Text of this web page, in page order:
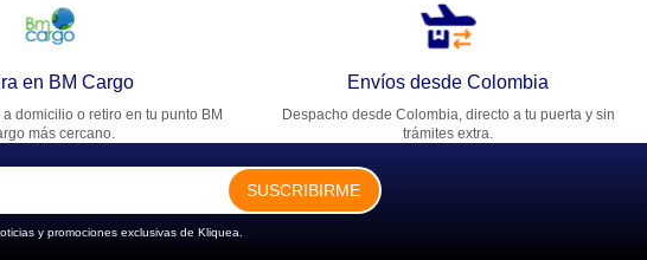
en BM Cargo
domicilio o retiro en tu punto BM
más cercano.
Envíos desde Colombia
Despacho desde Colombia, directo a tu puerta y sin
trámites extra.
SUSCRIBIRME
y promociones exclusivas de Kliquea.